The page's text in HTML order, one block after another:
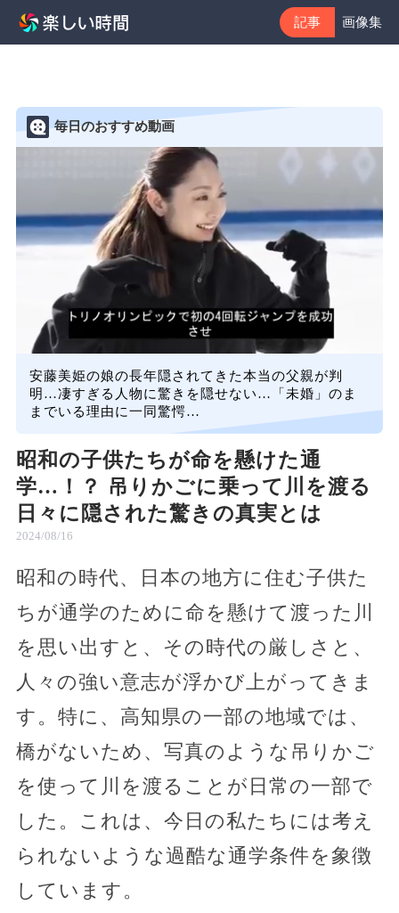
記事 画像集
毎日のおすすめ動画
安藤美姫の娘の長年隠されてきた本当の父親が判
明…凄すぎる人物に驚きを隠せない…「未婚」のま
までいる理由に一同驚愕…
昭和の子供たちが命を懸けた通
学…！？ 吊りかごに乗って川を渡る
日々に隠された驚きの真実とは
2024/08/16
昭和の時代、日本の地方に住む子供た
ちが通学のために命を懸けて渡った川
を思い出すと、その時代の厳しさと、
人々の強い意志が浮かび上がってきま
す。特に、高知県の一部の地域では、
橋がないため、写真のような吊りかご
を使って川を渡ることが日常の一部で
した。これは、今日の私たちには考え
られないような過酷な通学条件を象徴
しています。